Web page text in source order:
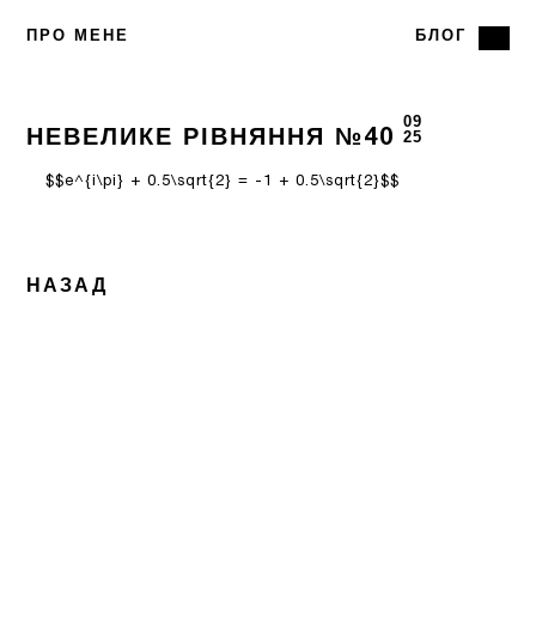
ПРО МЕНЕ БЛОГ
НЕВЕЛИКЕ РІВНЯННЯ №40
09
25
$$e^{i\pi} + 0.5\sqrt{2} = -1 + 0.5\sqrt{2}$$
НАЗАД